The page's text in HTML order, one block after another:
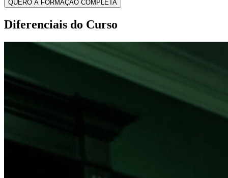
QUERO A FORMAÇÃO COMPLETA
Diferenciais do Curso